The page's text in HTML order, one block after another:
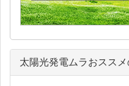
太陽光発電ムラおスス